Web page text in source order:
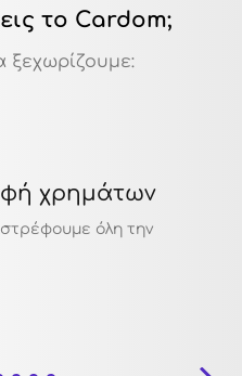
το Cardom;
ξεχωρίζουμε:
χρημάτων
όλη την